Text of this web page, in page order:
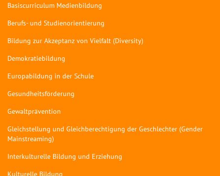
Basiscurriculum Medienbildung
Berufs- und Studienorientierung
Bildung zur Akzeptanz von Vielfalt (Diversity)
Demokratiebildung
Europabildung in der Schule
Gesundheitsförderung
Gewaltprävention
Gleichstellung und Gleichberechtigung der Geschlechter (Gender
Mainstreaming)
Interkulturelle Bildung und Erziehung
Kulturelle Bildung